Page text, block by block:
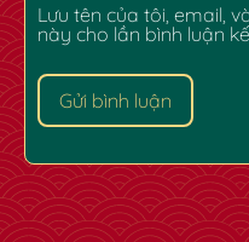
Lưu tên của tôi, email,
này cho lần bình luận